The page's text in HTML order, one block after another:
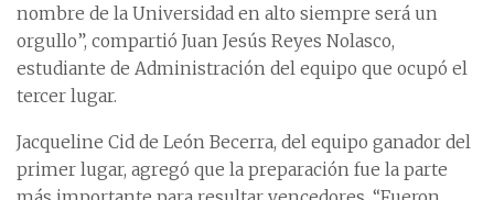
nombre de la Universidad en alto siempre será un
orgullo”, compartió Juan Jesús Reyes Nolasco,
estudiante de Administración del equipo que ocupó el
tercer lugar.
Jacqueline Cid de León Becerra, del equipo ganador del
primer lugar, agregó que la preparación fue la parte